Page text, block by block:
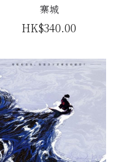
寨城
HK$340.00